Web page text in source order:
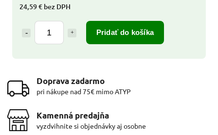
24,59 € bez DPH
Pridať do košíka
Doprava zadarmo
pri nákupe nad 75€ mimo ATYP
Kamenná predajňa
vyzdvihnite si objednávky aj osobne